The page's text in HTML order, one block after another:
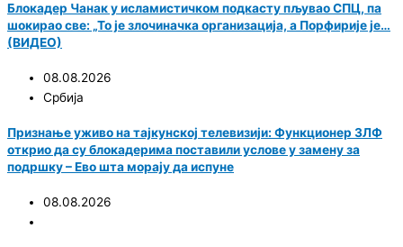
Блокадер Чанак у исламистичком подкасту пљувао СПЦ, па
шокирао све: „То је злочиначка организација, а Порфирије је…
(ВИДЕО)
08.08.2026
Србија
Признање уживо на тајкунској телевизији: Функционер ЗЛФ
открио да су блокадерима поставили услове у замену за
подршку – Ево шта морају да испуне
08.08.2026